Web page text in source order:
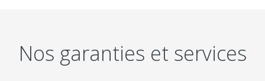
Nos garanties et services